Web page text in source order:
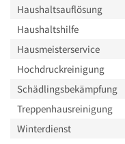
Haushaltsauflösung
Haushaltshilfe
Hausmeisterservice
Hochdruckreinigung
Schädlingsbekämpfung
Treppenhausreinigung
Winterdienst